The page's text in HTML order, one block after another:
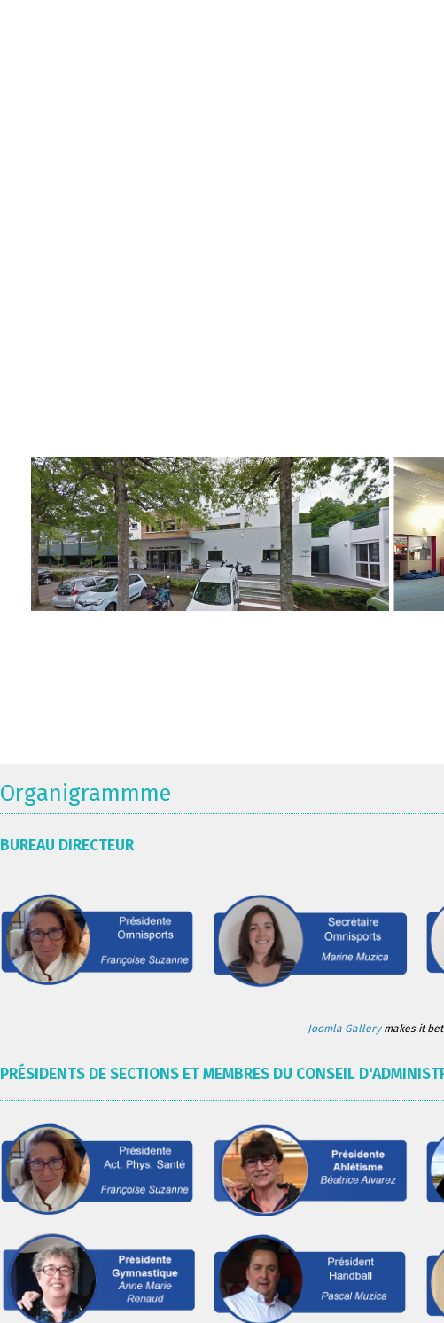
Organigrammme
BUREAU DIRECTEUR
Joomla Gallerymakes it
PRÉSIDENTS DE SECTIONS ET MEMBRES DU CONSEIL